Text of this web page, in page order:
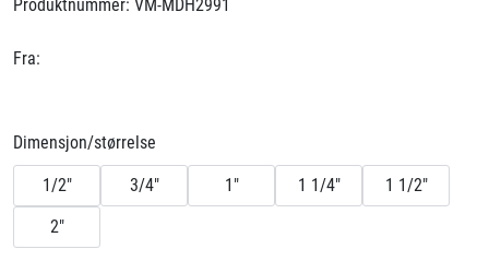
Produktnummer: VM-MDH2991
Fra:
Dimensjon/størrelse
1/2" 3/4" 1" 1 1/4"
1 1/2"
2"
Nyheter
Knolval
Videoer